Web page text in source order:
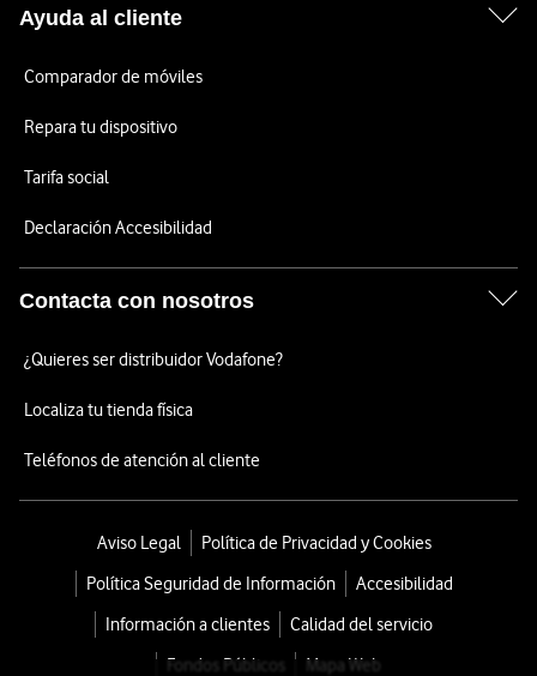
Ayuda al cliente
Comparador de móviles
Repara tu dispositivo
Tarifa social
Declaración Accesibilidad
Contacta con nosotros
¿Quieres ser distribuidor Vodafone?
Localiza tu tienda física
Teléfonos de atención al cliente
Aviso Legal
Política de Privacidad y Cookies
Política Seguridad de Información
Accesibilidad
Información a clientes
Calidad del servicio
Fondos Públicos
Mapa Web